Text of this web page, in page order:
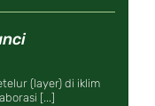
(layer) di iklim
[...]